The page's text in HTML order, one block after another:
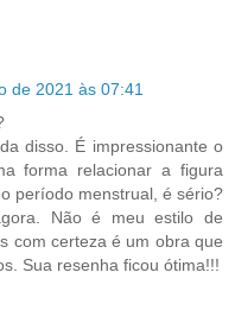
de 2021 às 07:41
disso. É impressionante o
forma relacionar a figura
período menstrual, é sério?
Não é meu estilo de
com certeza é um obra que
Sua resenha ficou ótima!!!